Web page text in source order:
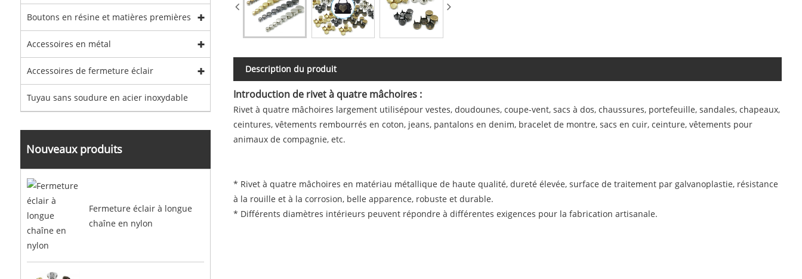
Boutons en résine et matières premières
Accessoires en métal
Accessoires de fermeture éclair
Tuyau sans soudure en acier inoxydable
Nouveaux produits
Fermeture éclair à longue
chaîne en nylon
Description du produit
Introduction de rivet à quatre mâchoires :
Rivet à quatre mâchoires largement utilisépour vestes, doudounes, coupe-vent, sacs à dos, chaussures, portefeuille, sandales, chapeaux,
ceintures, vêtements rembourrés en coton, jeans, pantalons en denim, bracelet de montre, sacs en cuir, ceinture, vêtements pour
animaux de compagnie, etc.
* Rivet à quatre mâchoires en matériau métallique de haute qualité, dureté élevée, surface de traitement par galvanoplastie, résistance
à la rouille et à la corrosion, belle apparence, robuste et durable.
* Différents diamètres intérieurs peuvent répondre à différentes exigences pour la fabrication artisanale.